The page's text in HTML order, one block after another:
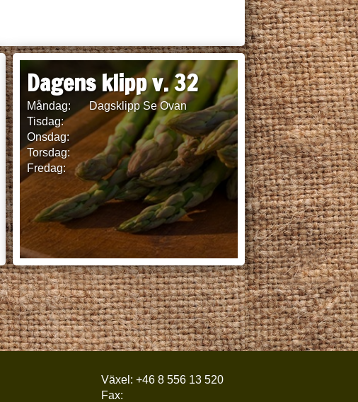
Dagens klipp v. 32
Måndag:
Dagsklipp Se Ovan
Tisdag:
Onsdag:
Torsdag:
Fredag:
Växel: +46 8 556 13 520
Fax: